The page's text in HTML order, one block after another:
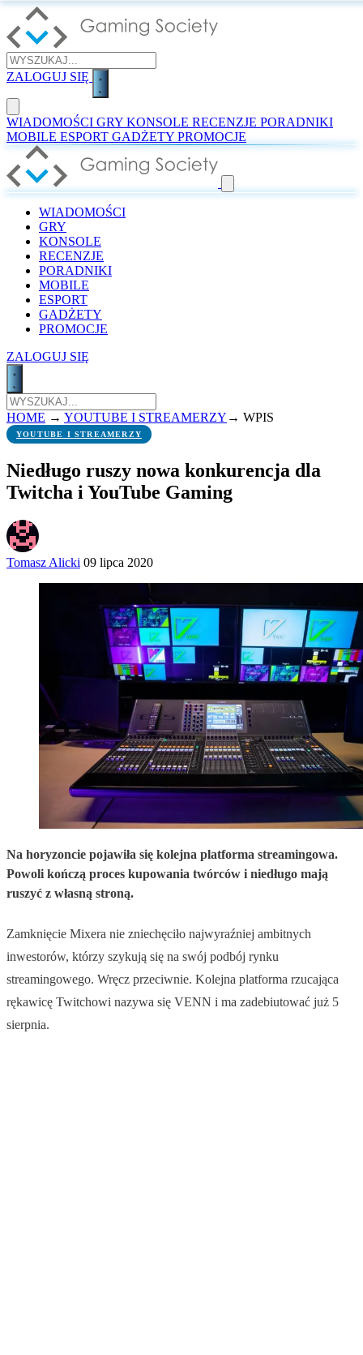
ZALOGUJ SIĘ
WIADOMOŚCI GRY KONSOLE RECENZJE PORADNIKI
MOBILE ESPORT GADŻETY PROMOCJE
WIADOMOŚCI
GRY
KONSOLE
RECENZJE
PORADNIKI
MOBILE
ESPORT
GADŻETY
PROMOCJE
ZALOGUJ SIĘ
HOME → YOUTUBE I STREAMERZY → WPIS
YOUTUBE I STREAMERZY
Niedługo ruszy nowa konkurencja dla
Twitcha i YouTube Gaming
Tomasz Alicki 09 lipca 2020
Na horyzoncie pojawiła się kolejna platforma streamingowa.
Powoli kończą proces kupowania twórców i niedługo mają
ruszyć z własną stroną.
Zamknięcie Mixera nie zniechęciło najwyraźniej ambitnych
inwestorów, którzy szykują się na swój podbój rynku
streamingowego. Wręcz przeciwnie. Kolejna platforma rzucająca
rękawicę Twitchowi nazywa się VENN i ma zadebiutować już 5
sierpnia.